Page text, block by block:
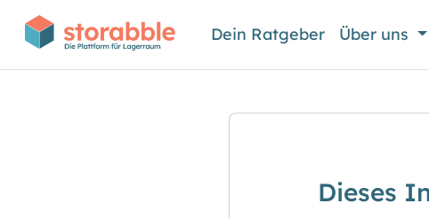
Dein Ratgeber Über uns
Dieses